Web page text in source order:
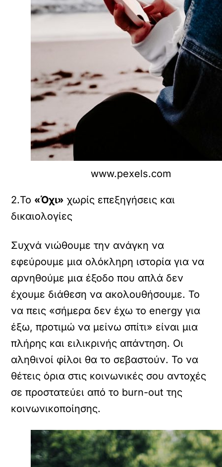
www.pexels.com
2.Το «Όχι» χωρίς επεξηγήσεις και
δικαιολογίες
Συχνά νιώθουμε την ανάγκη να
εφεύρουμε μια ολόκληρη ιστορία για να
αρνηθούμε μια έξοδο που απλά δεν
έχουμε διάθεση να ακολουθήσουμε. Το
να πεις «σήμερα δεν έχω το energy για
έξω, προτιμώ να μείνω σπίτι» είναι μια
πλήρης και ειλικρινής απάντηση. Οι
αληθινοί φίλοι θα το σεβαστούν. Το να
θέτεις όρια στις κοινωνικές σου αντοχές
σε προστατεύει από το burn-out της
κοινωνικοποίησης.